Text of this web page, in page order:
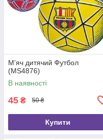
М’яч дитячий Футбол
(MS4876)
В наявності
45 ₴ 50 ₴
Купити